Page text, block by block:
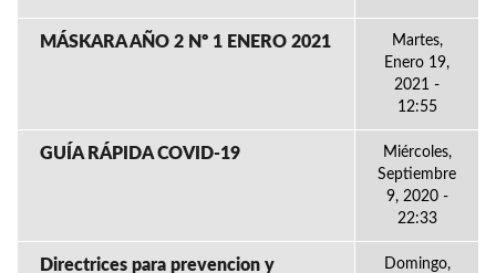
MÁSKARA AÑO 2 Nº 1 ENERO 2021
Martes,
Enero 19,
2021 -
12:55
GUÍA RÁPIDA COVID-19
Miércoles,
Septiembre
9, 2020 -
22:33
Directrices para prevencion y
Domingo,